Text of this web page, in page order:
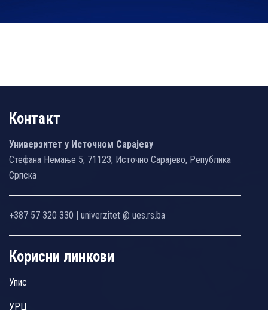
Контакт
Универзитет у Источном Сарајеву
Стефана Немање 5, 71123, Источно Сарајево, Република
Српска
+387 57 320 330 | univerzitet @ ues.rs.ba
Корисни линкови
Упис
УРЦ